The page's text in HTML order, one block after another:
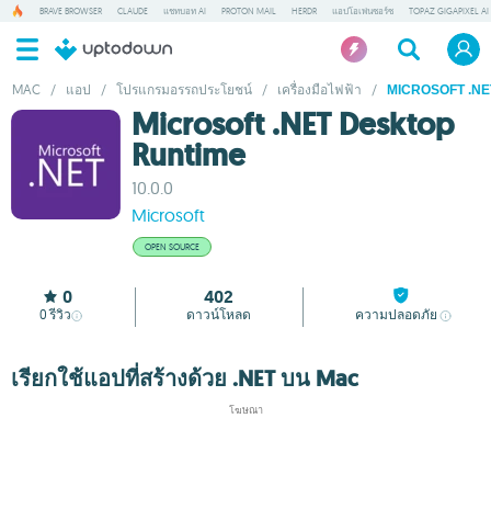
BRAVE BROWSER CLAUDE แชทบอท AI PROTON MAIL HERDR แอปโอเพ่นซอร์ซ TOPAZ GIGAPIXEL AI
MAC / แอป / โปรแกรมอรรถประโยชน์ / เครื่องมือไฟฟ้า / MICROSOFT
Microsoft .NET Desktop
Runtime
10.0.0
Microsoft
OPEN SOURCE
0
0รีวิว
402
ดาวน์โหลด ความปลอดภัย
เรียกใช้แอปที่สร้างด้วย .NET บน Mac
โฆษณา